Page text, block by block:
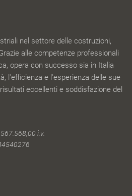
nel settore delle costruzioni,
alle competenze professionali
opera con successo sia in Italia
l'efficienza e l'esperienza delle sue
eccellenti e soddisfazione del
i.v.